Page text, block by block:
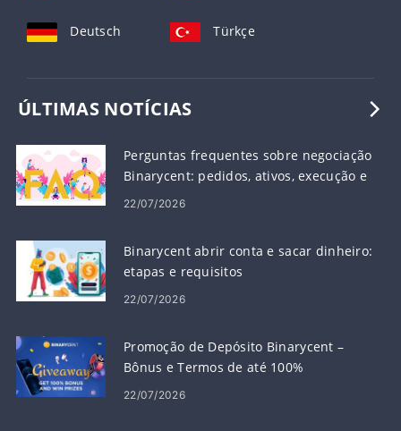
Deutsch Türkçe
ÚLTIMAS NOTÍCIAS
Perguntas frequentes sobre negociação
Binarycent: pedidos, ativos, execução e
risco
22/07/2026
Binarycent abrir conta e sacar dinheiro:
etapas e requisitos
22/07/2026
Promoção de Depósito Binarycent – ​​
Bônus e Termos de até 100%
22/07/2026